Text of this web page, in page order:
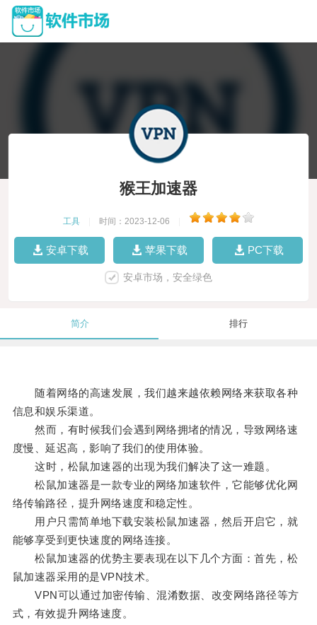
猴王加速器
工具 时间：2023-12-06
安卓下载 苹果下载 PC下载
安卓市场，安全绿色
简介 排行
随着网络的高速发展，我们越来越依赖网络来获取各种
信息和娱乐渠道。
然而，有时候我们会遇到网络拥堵的情况，导致网络速
度慢、延迟高，影响了我们的使用体验。
这时，松鼠加速器的出现为我们解决了这一难题。
松鼠加速器是一款专业的网络加速软件，它能够优化网
络传输路径，提升网络速度和稳定性。
用户只需简单地下载安装松鼠加速器，然后开启它，就
能够享受到更快速度的网络连接。
松鼠加速器的优势主要表现在以下几个方面：首先，松
鼠加速器采用的是VPN技术。
VPN可以通过加密传输、混淆数据、改变网络路径等方
式，有效提升网络速度。